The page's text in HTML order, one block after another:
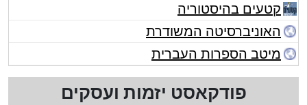
קטעים בהיסטוריה
האוניברסיטה המשודרת
מיטב הספרות העברית
פודקאסט יזמות ועסקים